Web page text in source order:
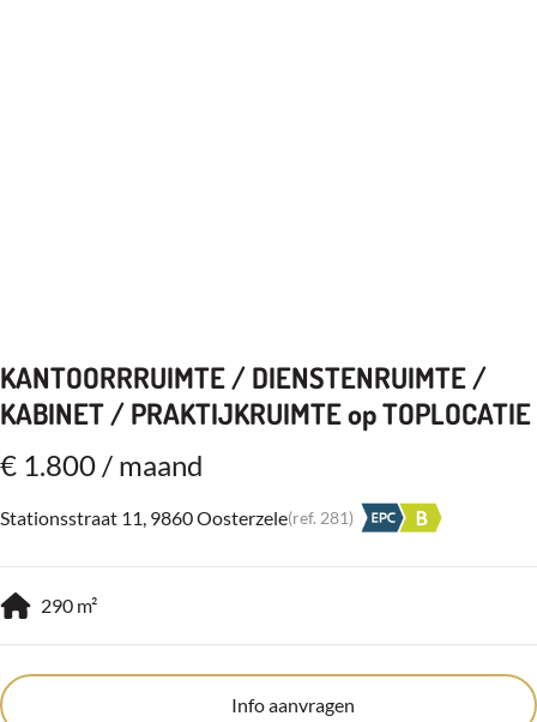
KANTOORRRUIMTE / DIENSTENRUIMTE /
KABINET / PRAKTIJKRUIMTE op TOPLOCATIE
€ 1.800 / maand
Stationsstraat 11, 9860 Oosterzele(ref. 281)
290 m²
Info aanvragen